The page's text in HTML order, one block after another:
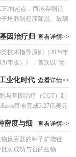
区分非常重要：普通材
细胞培养工艺相容性评
的起点，而冻存则是
培养到程序降温、玻璃
度（Tg'约-49℃
响，为生物制药企业提
查看详情>>
因治疗归
技术指导原则（2026年
年版）》，首次以"物
年来在申报路径上
——细胞治疗产品的扩增
生物反应袋、摇瓶），
查看详情>>
业化时代
与基因治疗（CGT）制
宣布完成3.27亿美元
Organization）S
查看详情>>
密度与细
反应器的种子扩增链
次成功与否的生物